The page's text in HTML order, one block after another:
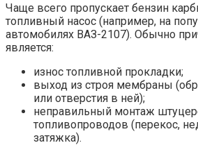
Чаще всего пропускает бензин
топливный насос (например, на
автомобилях ВАЗ-2107). Обычно
является:
износ топливной прокладки;
выход из строя мембраны
или отверстия в ней);
неправильный монтаж
топливопроводов (перекос,
затяжка).